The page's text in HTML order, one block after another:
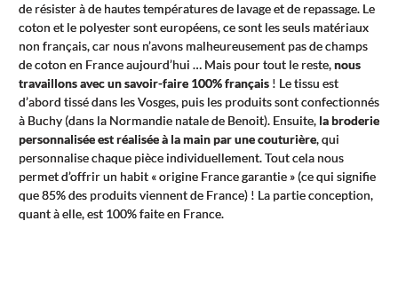
de résister à de hautes températures de lavage et de repassage. Le
coton et le polyester sont européens, ce sont les seuls matériaux
non français, car nous n’avons malheureusement pas de champs
de coton en France aujourd’hui … Mais pour tout le reste,nous
travaillons avec un savoir-faire 100% français ! Le tissu est
d’abord tissé dans les Vosges, puis les produits sont confectionnés
à Buchy (dans la Normandie natale de Benoit). Ensuite, la broderie
personnalisée est réalisée à la main par une couturière, qui
personnalise chaque pièce individuellement. Tout cela nous
permet d’offrir un habit « origine France garantie » (ce qui signifie
que 85% des produits viennent de France) ! La partie conception,
quant à elle, est 100% faite en France.